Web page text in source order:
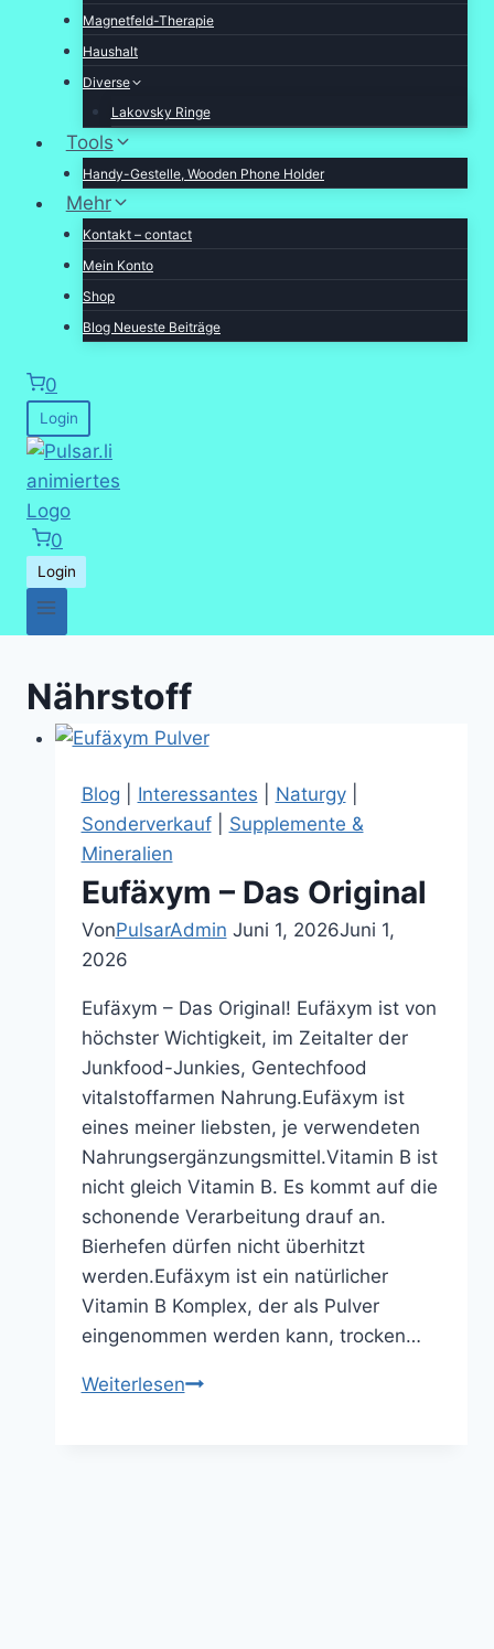
Magnetfeld-Therapie
Haushalt
Diverse
Lakovsky Ringe
Tools
Handy-Gestelle, Wooden Phone Holder
Mehr
Kontakt – contact
Mein Konto
Shop
Blog Neueste Beiträge
0
Login
0
Login
Nährstoff
Blog Interessantes Naturgy|
Sonderverkauf| Supplemente &
Mineralien
Eufäxym – Das Original
VonPulsarAdmin Juni 1, 2026Juni 1,
2026
Eufäxym – Das Original! Eufäxym ist von
höchster Wichtigkeit, im Zeitalter der
Junkfood-Junkies, Gentechfood
vitalstoffarmen Nahrung.Eufäxym ist
eines meiner liebsten, je verwendeten
Nahrungsergänzungsmittel.Vitamin B ist
nicht gleich Vitamin B. Es kommt auf die
schonende Verarbeitung drauf an.
Bierhefen dürfen nicht überhitzt
werden.Eufäxym ist ein natürlicher
Vitamin B Komplex, der als Pulver
eingenommen werden kann, trocken…
WeiterlesenEufäxym